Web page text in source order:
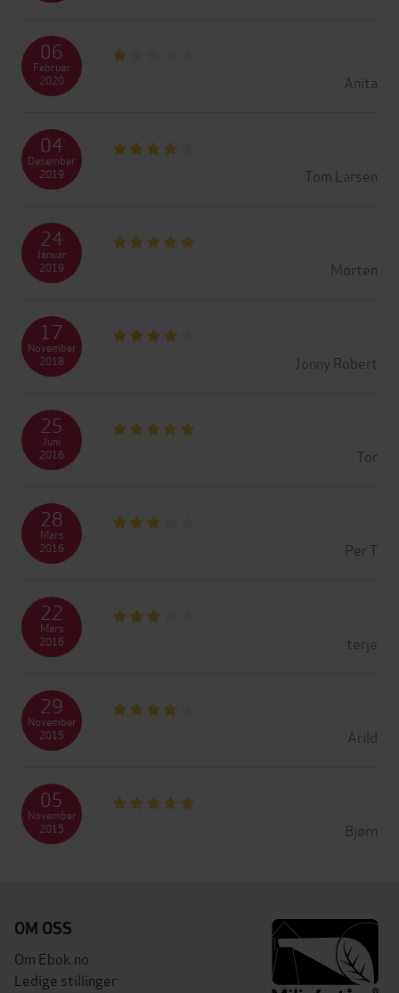
Anita
06
Februar
2020
Tom Larsen
04
Desember
2019
Morten
24
Januar
2019
Jonny Robert
17
November
2018
Tor
25
Juni
2016
Per T
28
Mars
2016
terje
22
Mars
2016
Arild
29
November
2015
Bjørn
05
November
2015
OM OSS
Om Ebok.no
Ledige stillinger